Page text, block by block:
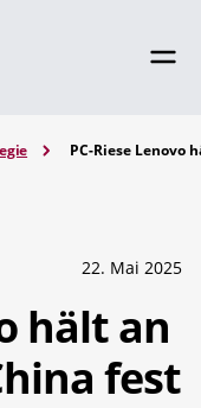
PC-Riese Lenovo
22. Mai 2025
hält an
fest